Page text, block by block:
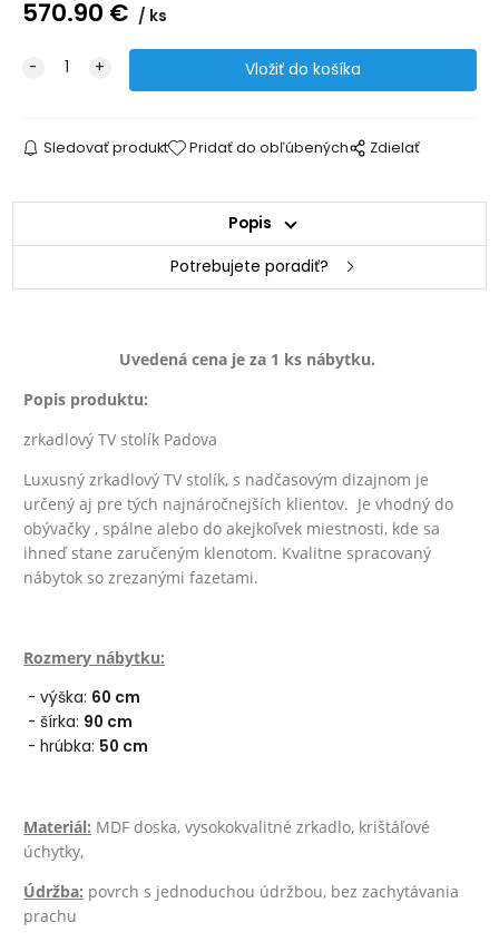
570.90 € ks
Sledovať produkt Pridať do obľúbených Zdielať
Popis
Potrebujete poradiť?
Uvedená cena je za 1 ks nábytku.
Popis produktu:
zrkadlový TV stolík Padova
Luxusný zrkadlový TV stolík, s nadčasovým dizajnom je
určený aj pre tých najnáročnejších klientov. Je vhodný do
obývačky , spálne alebo do akejkoľvek miestnosti, kde sa
ihneď stane zaručeným klenotom. Kvalitne spracovaný
nábytok so zrezanými fazetami.
Rozmery nábytku:
- výška: 60 cm
- šírka: 90 cm
- hrúbka: 50 cm
Materiál: MDF doska, vysokokvalitné zrkadlo, krištáľové
úchytky,
Údržba: povrch s jednoduchou údržbou, bez zachytávania
prachu